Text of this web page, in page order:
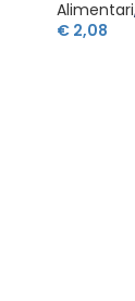
Alimentari
€2,08